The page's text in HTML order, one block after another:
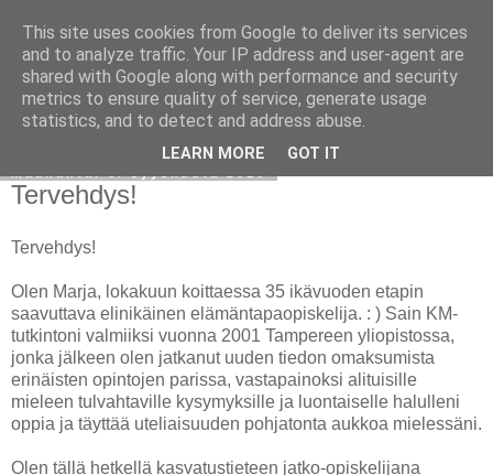
Avoin blogiskelija
Tervehdys!
Tervehdys!
Olen Marja, lokakuun koittaessa 35 ikävuoden etapin
saavuttava elinikäinen elämäntapaopiskelija. : ) Sain KM-
tutkintoni valmiiksi vuonna 2001 Tampereen yliopistossa,
jonka jälkeen olen jatkanut uuden tiedon omaksumista
erinäisten opintojen parissa, vastapainoksi alituisille
mieleen tulvahtaville kysymyksille ja luontaiselle halulleni
oppia ja täyttää uteliaisuuden pohjatonta aukkoa mielessäni.
Olen tällä hetkellä kasvatustieteen jatko-opiskelijana
This site uses cookies from Google to deliver its services
and to analyze traffic. Your IP address and user-agent are
shared with Google along with performance and security
metrics to ensure quality of service, generate usage
statistics, and to detect and address abuse.
LEARN MORE GOT IT